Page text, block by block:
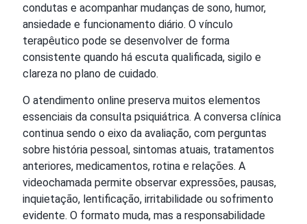
condutas e acompanhar mudanças de sono, humor,
ansiedade e funcionamento diário. O vínculo
terapêutico pode se desenvolver de forma
consistente quando há escuta qualificada, sigilo e
clareza no plano de cuidado.
O atendimento online preserva muitos elementos
essenciais da consulta psiquiátrica. A conversa clínica
continua sendo o eixo da avaliação, com perguntas
sobre história pessoal, sintomas atuais, tratamentos
anteriores, medicamentos, rotina e relações. A
videochamada permite observar expressões, pausas,
inquietação, lentificação, irritabilidade ou sofrimento
evidente. O formato muda, mas a responsabilidade